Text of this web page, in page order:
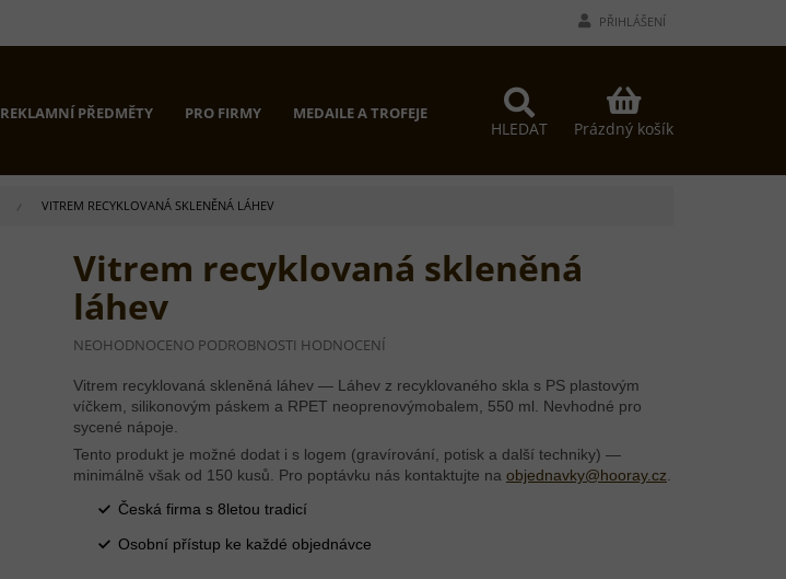
PŘIHLÁŠENÍ
HLEDAT
NÁKUPNÍ
KOŠÍK
Prázdný košík
REKLAMNÍ PŘEDMĚTY PRO FIRMY MEDAILE A TROFEJE PROČ MY? KONTAKTY
VITREM RECYKLOVANÁ SKLENĚNÁ LÁHEV
Vitrem recyklovaná skleněná
láhev
PRŮMĚRNÉ
PRODUKTU
JE
Z
5
HVĚZDIČEK.
NEOHODNOCENO PODROBNOSTI HODNOCENÍ
Vitrem recyklovaná skleněná láhev — Láhev z recyklovaného skla s PS plastovým
víčkem, silikonovým páskem a RPET neoprenovýmobalem, 550 ml. Nevhodné pro
sycené nápoje.
Tento produkt je možné dodat i s logem (gravírování, potisk a další techniky) —
minimálně však od 150 kusů. Pro poptávku nás kontaktujte na objednavky@hooray.cz.
Česká firma s 8letou tradicí
Osobní přístup ke každé objednávce